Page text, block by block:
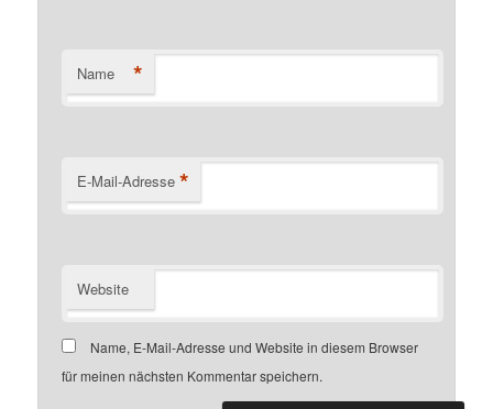
Name *
E-Mail-Adresse *
Website
Name, E-Mail-Adresse und Website in diesem Browser
für meinen nächsten Kommentar speichern.